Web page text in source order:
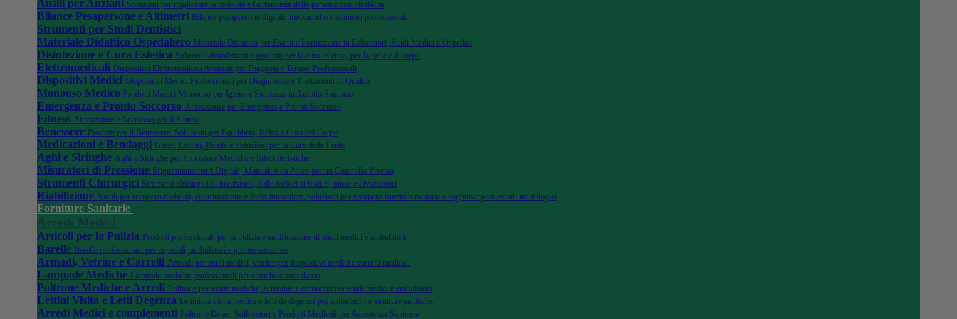
Ausili per Anziani Soluzioni per migliorare la mobilità e l'autonomia delle persone con disabilità
Bilance Pesapersone e Altimetri Bilance pesapersone digitali, meccaniche e altimetri professionali
Strumenti per Studi Dentistici
Materiale Didattico Ospedaliero Materiale Didattico per Esami e Formazione in Laboratori, Studi Medici e Ospedali
Disinfezione e Cura Estetica Soluzioni disinfettanti e prodotti per la cura estetica, per la pelle e il corpo
Elettromedicali Dispositivi Elettromedicali Avanzati per Diagnosi e Terapie Professionali
Dispositivi Medici Dispositivi Medici Professionali per Diagnostica e Trattamenti di Qualità
Monouso Medico Prodotti Medici Monouso per Igiene e Sicurezza in Ambito Sanitario
Emergenza e Pronto Soccorso Attrezzature per Emergenza e Pronto Soccorso
Fitness Attrezzature e Accessori per il Fitness
Benessere Prodotti per il Benessere: Soluzioni per Equilibrio, Relax e Cura del Corpo
Medicazioni e Bendaggi Garze, Cerotti, Bende e Soluzioni per la Cura delle Ferite
Aghi e Siringhe Aghi e Siringhe per Procedure Mediche e Infermieristiche
Misuratori di Pressione Sfigmomanometri Digitali, Manuali e da Polso per un Controllo Preciso
Strumenti Chirurgici Strumenti chirurgici di precisione, dalle forbici ai bisturi, pinze e divaricatori
Riabilizione Ausili per recupero mobilità, coordinazione e forza muscolare, soluzioni per recupero funzioni motorie e cognitive post eventi neurologici
Forniture Sanitarie
Arredi Medici
Articoli per la Pulizia Prodotti professionali per la pulizia e sanificazione di studi medici e ambulatori
Barelle Barelle professionali per ospedali, ambulatori e pronto soccorso
Armadi, Vetrine e Carrelli Armadi per studi medici, vetrine per dispositivi medici e carrelli medicali
Lampade Mediche Lampade mediche professionali per cliniche e ambulatori
Poltrone Mediche e Arredi Poltrone per visite mediche, scrivanie e comodini per studi medici e ambulatori
Lettini Visita e Letti Degenza Lettini da visita medica e letti da degenza per ambulatori e strutture sanitarie.
Arredi Medici e complementi Poltrone Relax, Sollevatori e Prodotti Medicali per Assistenza Sanitaria